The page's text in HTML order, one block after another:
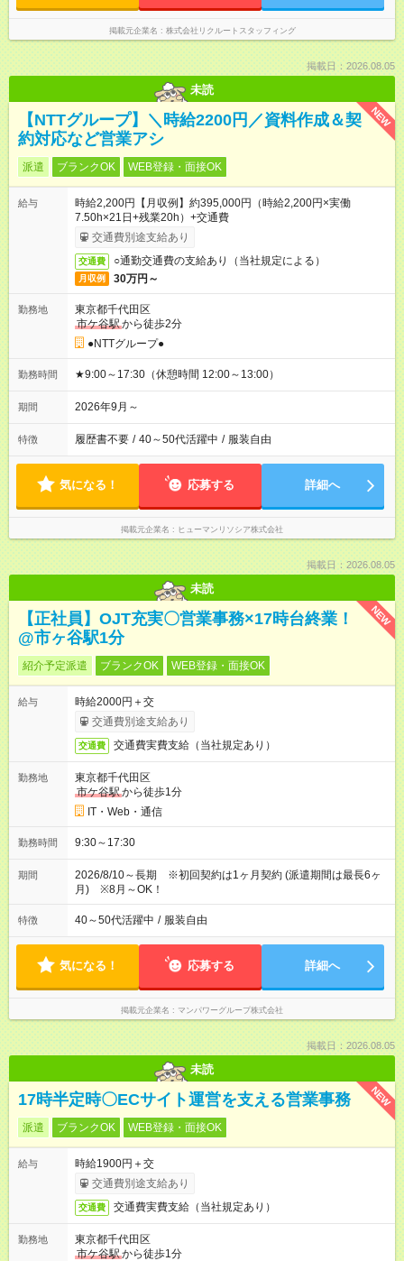
掲載元企業名 株式会社リクルートスタッフィング
掲載日：2026.08.05
未読
NEW
【NTTグループ】＼時給2200円／資料作成＆契
約対応など営業アシ
派遣 ブランクOK WEB登録・面接OK
給与
時給2,200円【月収例】約395,000円（時給2,200円×実働
7.50h×21日+残業20h）+交通費
交通費別途支給あり
交通費 ○通勤交通費の支給あり（当社規定による）
月収例 30万円～
勤務地
東京都千代田区
市ケ谷駅から徒歩2分
●NTTグループ●
勤務時間 ★9:00～17:30（休憩時間 12:00～13:00）
期間 2026年9月～
特徴 履歴書不要 / 40～50代活躍中 / 服装自由
気になる！ 応募する 詳細へ
掲載元企業名 ヒューマンリソシア株式会社
掲載日：2026.08.05
未読
NEW
【正社員】OJT充実〇営業事務×17時台終業！
@市ヶ谷駅1分
紹介予定派遣 ブランクOK WEB登録・面接OK
給与
時給2000円＋交
交通費別途支給あり
交通費 交通費実費支給（当社規定あり）
勤務地
東京都千代田区
市ケ谷駅から徒歩1分
IT・Web・通信
勤務時間 9:30～17:30
期間
2026/8/10～長期 ※初回契約は1ヶ月契約 (派遣期間は最長6ヶ
月) ※8月～OK！
特徴 40～50代活躍中 / 服装自由
気になる！ 応募する 詳細へ
掲載元企業名 マンパワーグループ株式会社
掲載日：2026.08.05
未読
NEW
17時半定時〇ECサイト運営を支える営業事務
派遣 ブランクOK WEB登録・面接OK
給与
時給1900円＋交
交通費別途支給あり
交通費 交通費実費支給（当社規定あり）
勤務地
東京都千代田区
市ケ谷駅から徒歩1分